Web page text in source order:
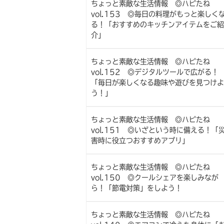
ちょっと素敵な生活情報 ◎ハピたね
vol.153 ◎毎日の料理がもっと楽しく
る！「おすすめのキッチンアイテムをご紹
介」
ちょっと素敵な生活情報 ◎ハピたね
vol.152 ◎デジタルツールで広がる！
「毎日が楽しくなる趣味や遊びを見つけよ
う！」
ちょっと素敵な生活情報 ◎ハピたね
vol.151 ◎いざという時に備える！「
害時に役立つおすすめアプリ」
ちょっと素敵な生活情報 ◎ハピたね
vol.150 ◎クールシェアを楽しみなが
ら！「節電対策」をしよう！
ちょっと素敵な生活情報 ◎ハピたね